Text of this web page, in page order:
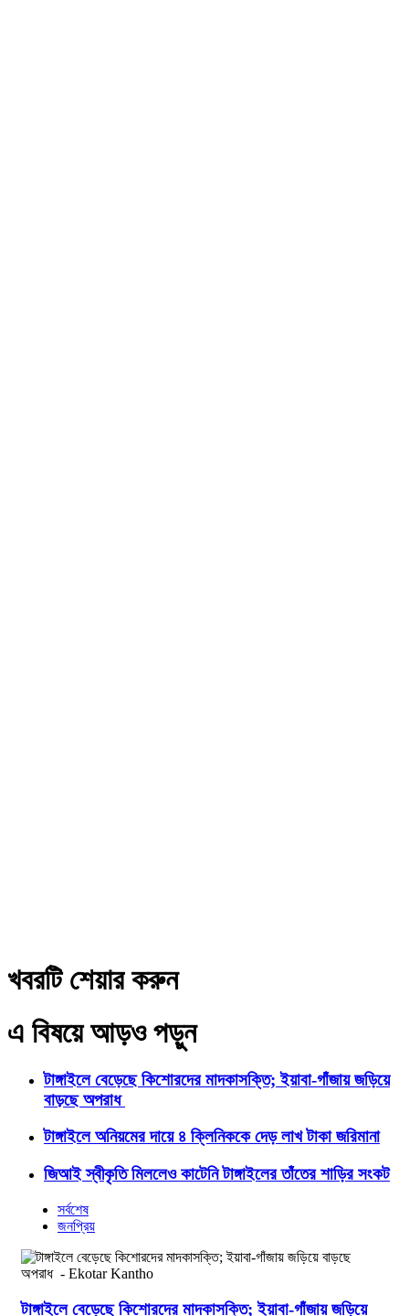
খবরটি শেয়ার করুন
এ বিষয়ে আড়ও পড়ুন
টাঙ্গাইলে বেড়েছে কিশোরদের মাদকাসক্তি; ইয়াবা-গাঁজায় জড়িয়ে
বাড়ছে অপরাধ
টাঙ্গাইলে অনিয়মের দায়ে ৪ ক্লিনিককে দেড় লাখ টাকা জরিমানা
জিআই স্বীকৃতি মিললেও কাটেনি টাঙ্গাইলের তাঁতের শাড়ির সংকট
সর্বশেষ
জনপ্রিয়
টাঙ্গাইলে বেড়েছে কিশোরদের মাদকাসক্তি; ইয়াবা-গাঁজায় জড়িয়ে